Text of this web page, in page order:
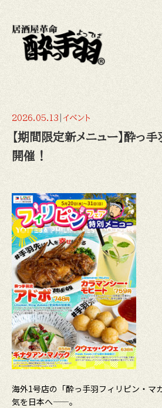
2026.05.13 イベント
【期間限定新メニュー】酔っ手
開催！
海外1号店の「酔っ手羽フィリピン・マ
気を日本へ——。